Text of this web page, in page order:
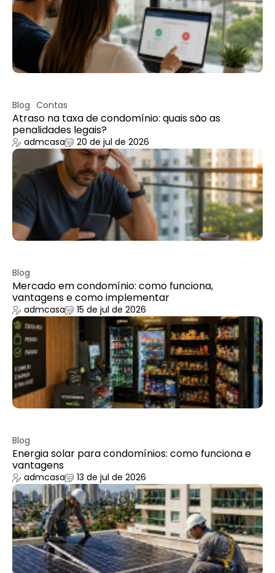
Blog Contas
Atraso na taxa de condomínio: quais são as
penalidades legais?
admcasa 20 de jul de 2026
Blog
Mercado em condomínio: como funciona,
vantagens e como implementar
admcasa 15 de jul de 2026
Blog
Energia solar para condomínios: como funciona e
vantagens
admcasa 13 de jul de 2026